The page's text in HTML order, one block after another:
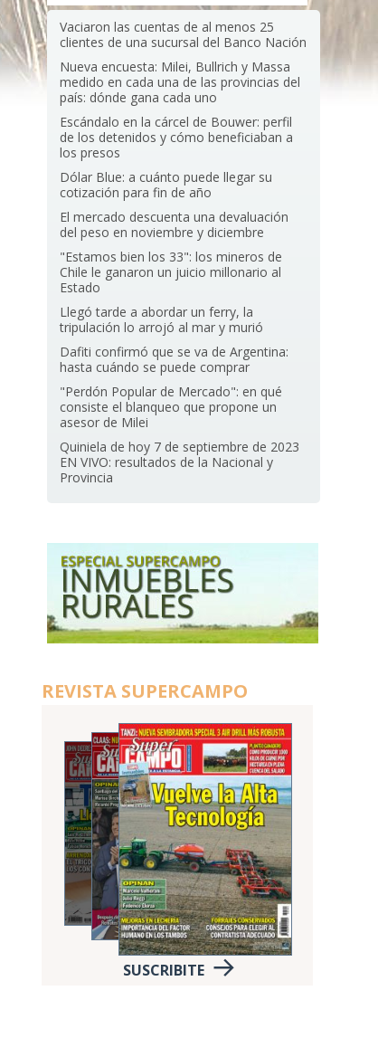
Vaciaron las cuentas de al menos 25
clientes de una sucursal del Banco Nación
Nueva encuesta: Milei, Bullrich y Massa
medido en cada una de las provincias del
país: dónde gana cada uno
Escándalo en la cárcel de Bouwer: perfil
de los detenidos y cómo beneficiaban a
los presos
Dólar Blue: a cuánto puede llegar su
cotización para fin de año
El mercado descuenta una devaluación
del peso en noviembre y diciembre
"Estamos bien los 33": los mineros de
Chile le ganaron un juicio millonario al
Estado
Llegó tarde a abordar un ferry, la
tripulación lo arrojó al mar y murió
Dafiti confirmó que se va de Argentina:
hasta cuándo se puede comprar
"Perdón Popular de Mercado": en qué
consiste el blanqueo que propone un
asesor de Milei
Quiniela de hoy 7 de septiembre de 2023
EN VIVO: resultados de la Nacional y
Provincia
REVISTA SUPERCAMPO
SUSCRIBITE